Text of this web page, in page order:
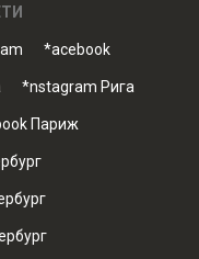
*acebook
*nstagram Рига
Париж